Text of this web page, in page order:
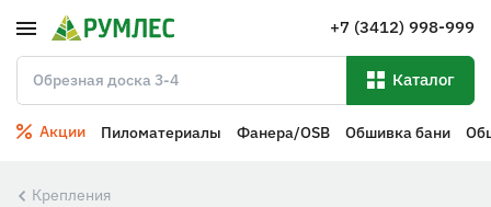
+7 (3412) 998-999
Каталог
Акции Пиломатериалы Фанера/OSB Обшивка бани
Крепления